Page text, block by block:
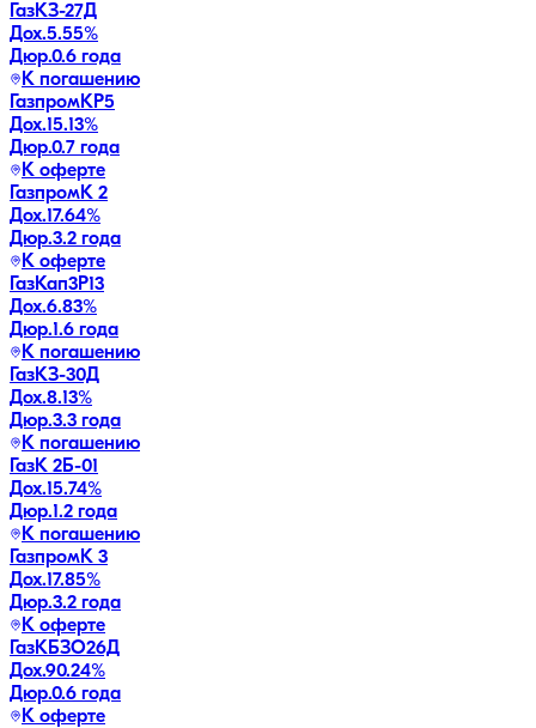
ГазКЗ-27Д
Дох.5.55%
Дюр.0.6 года
К погашению
ГазпромКP5
Дох.15.13%
Дюр.0.7 года
К оферте
ГазпромК 2
Дох.17.64%
Дюр.3.2 года
К оферте
ГазКап3P13
Дох.6.83%
Дюр.1.6 года
К погашению
ГазКЗ-30Д
Дох.8.13%
Дюр.3.3 года
К погашению
ГазК 2Б-01
Дох.15.74%
Дюр.1.2 года
К погашению
ГазпромК 3
Дох.17.85%
Дюр.3.2 года
К оферте
ГазКБЗО26Д
Дох.90.24%
Дюр.0.6 года
К оферте